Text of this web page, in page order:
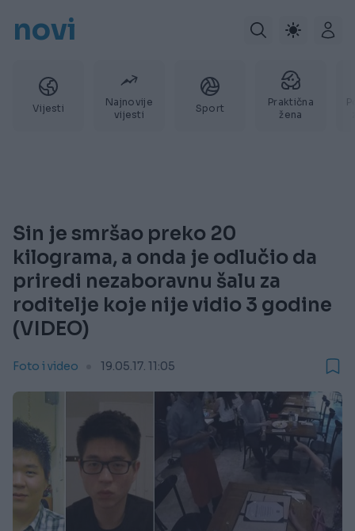
novi
Vijesti
Najnovije
vijesti
Sport
Praktična
žena
Sin je smršao preko 20
kilograma, a onda je odlučio da
priredi nezaboravnu šalu za
roditelje koje nije vidio 3 godine
(VIDEO)
Foto i video 19.05.17. 11:05